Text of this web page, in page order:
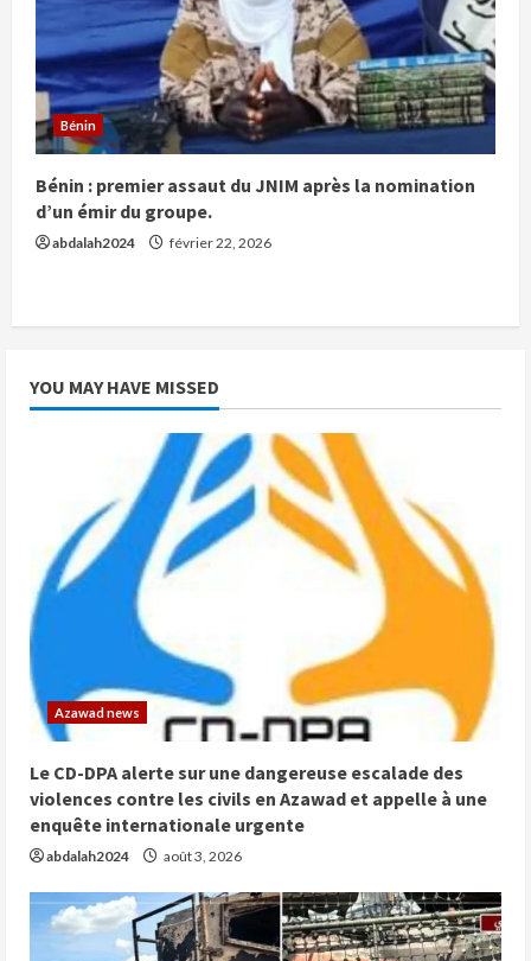
Bénin
Bénin : premier assaut du JNIM après la nomination
d’un émir du groupe.
abdalah2024 février 22, 2026
YOU MAY HAVE MISSED
Azawad news
Le CD-DPA alerte sur une dangereuse escalade des
violences contre les civils en Azawad et appelle à une
enquête internationale urgente
abdalah2024 août 3, 2026